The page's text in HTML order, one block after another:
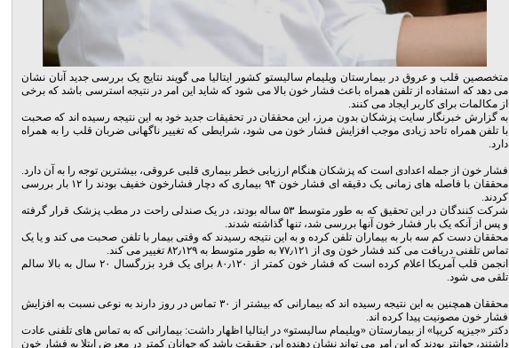
متخصصین قلب و عروق در بیمارستان ویلیمام سالیستو کشور ایتالیا می گویند نتایج یک بررسی جدید آنان نشان
می دهد که استفاده از تلفن همراه باعث فشار خون بالا می شود که شاید این امر در نتیجه استرسی باشد که برخی
از مکالمات برای کاربر ایجاد می کنند.
به گزارش خبرنگار سایت پزشکان بدون مرز، این محققان در تحقیقات جدید خود به این نتیجه رسیده اند که صحبت
با تلفن همراه تاحد زیادی موجب افزایش فشار خون می شود، شرایطی که تغییر ناگهانی ضربان قلب را به همراه
دارد.
فشار خون از جمله اعدادی است که پزشکان هنگام ارزیابی خطر بیماری قلبی عروقی، بیشترین توجه را به آن دارد.
محققان با فاصله های زمانی یک دقیقه ای فشار خون ۹۴ بیماری که دچار فشارخون خفیف بودند را ۱۲ بار بررسی
کردند.
شرکت کنندگان در این تحقیق که به طور متوسط ۵۳ ساله بودند، در یک صندلی راحت در مطب پزشک قرار گرفته
و پس از آنکه یک بار فشار خون آنها بررسی شد، تنها گذاشته شدند.
محققان دست کم سه بار به بیماران تلفن کرده و به این نتیجه رسیدند که وقتی بیمار با تلفن صحبت می کند و یا یک
تماس تلفنی دریافت می کند فشار خون وی از ۷۷٫۱۲۱ به طور متوسط به ۸۲٫۱۲۹ تغییر می کند.
انجمن قلب آمریکا اعلام کرده است که فشار خون کمتر از ۸۰٫۱۲۰ برای یک فرد بزرگسال ۲۰ سال به بالا سالم
تلقی می شود.
محققان همچنین به این نتیجه رسیده اند که بیمارانی که بیشتر از ۳۰ تماس در روز دارند به نوعی نسبت به افزایش
فشار خون مصونیت پیدا کرده اند.
دکتر «جیزپه کریپا» از بیمارستان «ویلیمام سالیستو» در ایتالیا اظهار داشت: بیمارانی که به تماس های تلفنی عادت
داشتند، جوانتر بودند که این امر می تواند نشان دهنده این حقیقت باشد که جوانان کمتر در معرض ابتلا به فشار خون